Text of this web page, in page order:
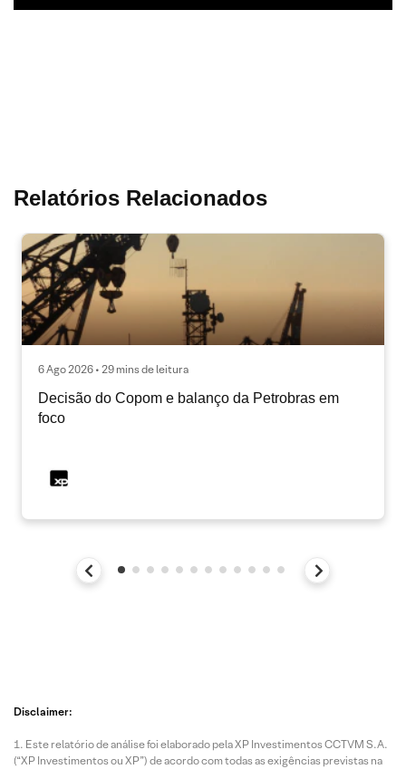
Relatórios Relacionados
6 Ago 2026 • 29 mins de leitura
Decisão do Copom e balanço da Petrobras em
foco
Disclaimer:
Este relatório de análise foi elaborado pela XP Investimentos CCTVM S.A.
(“XP Investimentos ou XP”) de acordo com todas as exigências previstas na